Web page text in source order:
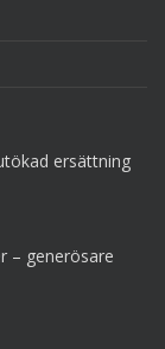
ersättning
– generösare